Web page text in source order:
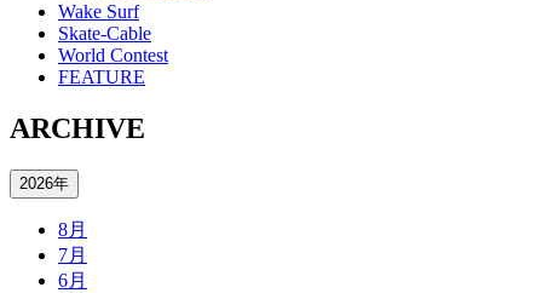
Wake Surf
Skate-Cable
World Contest
FEATURE
ARCHIVE
2026年
8月
7月
6月